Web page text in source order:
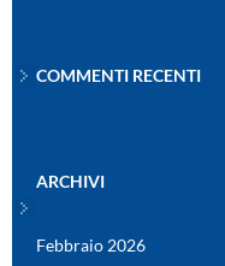
COMMENTI RECENTI
ARCHIVI
Febbraio 2026